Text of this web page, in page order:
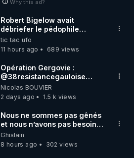
Why this ad?
Robert Bigelow avait
débriefer le pédophile
génocidaire de donald j
trump
tic tac ufo
11 hours ago
689 views
Opération Gergovie :
‪@38resistancegauloise‬
‪@MarionSigautOfficiel‬
‪@gladysriifard5710‬ Laëtitia
Nicolas BOUVIER
2 days ago
1.5 k views
Nous ne sommes pas gênés
et nous n’avons pas besoin
de nous excuser ! #jw
#jehovah #collegecentral
Ghislain
8 hours ago
302 views